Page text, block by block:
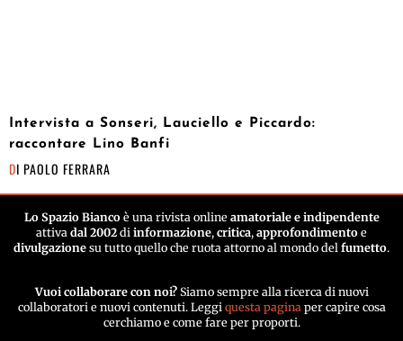
Intervista a Sonseri, Lauciello e Piccardo:
raccontare Lino Banfi
DI PAOLO FERRARA
Lo Spazio Biancoè una rivista online amatoriale e indipendente
attiva dal 2002 di informazione, critica, approfondimento e
divulgazione su tutto quello che ruota attorno al mondo del fumetto.
Vuoi collaborare con noi? Siamo sempre alla ricerca di nuovi
collaboratori e nuovi contenuti. Leggi questa paginaper capire cosa
cerchiamo e come fare per proporti.